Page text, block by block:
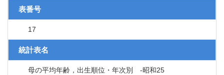
表番号
17
統計表名
母の平均年齢，出生順位・年次別 ‐昭和25